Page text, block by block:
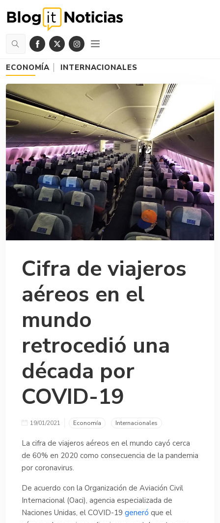
ECONOMÍA INTERNACIONALES
Cifra de viajeros
aéreos en el
mundo
retrocedió una
década por
COVID-19
19/01/2021 Economía Internacionales
La cifra de viajeros aéreos en el mundo cayó cerca
de 60% en 2020 como consecuencia de la pandemia
por coronavirus.
De acuerdo con la Organización de Aviación Civil
Internacional (Oaci), agencia especializada de
Naciones Unidas, el COVID-19 generó que el